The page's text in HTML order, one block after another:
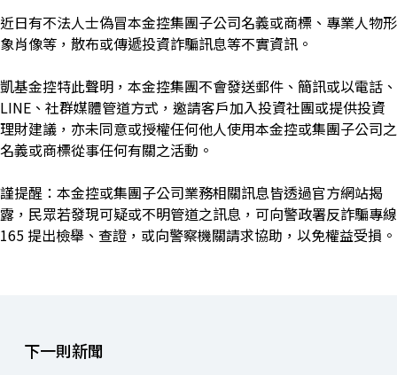
近日有不法人士偽冒本金控集團子公司名義或商標、專業人物形
象肖像等，散布或傳遞投資詐騙訊息等不實資訊。
凱基金控特此聲明，本金控集團不會發送郵件、簡訊或以電話、
LINE、社群媒體管道方式，邀請客戶加入投資社團或提供投資
理財建議，亦未同意或授權任何他人使用本金控或集團子公司之
名義或商標從事任何有關之活動。
謹提醒：本金控或集團子公司業務相關訊息皆透過官方網站揭
露，民眾若發現可疑或不明管道之訊息，可向警政署反詐騙專線
165 提出檢舉、查證，或向警察機關請求協助，以免權益受損。
下一則新聞